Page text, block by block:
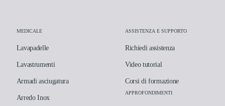
MEDICALE
Lavapadelle
Lavastrumenti
Armadi asciugatura
Arredo Inox
ASSISTENZA E SUPPORTO
Richiedi assistenza
Video tutorial
Corsi di formazione
APPROFONDIMENTI